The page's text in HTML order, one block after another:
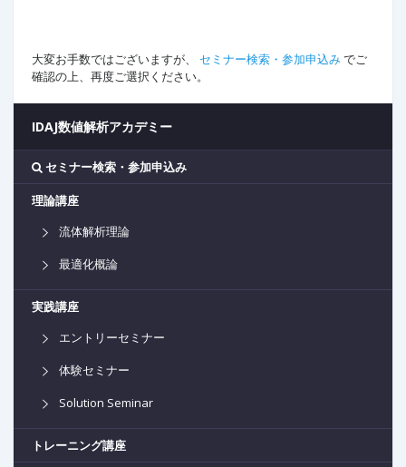
大変お手数ではございますが、 セミナー検索・参加申込みでご
確認の上、再度ご選択ください。
IDAJ数値解析アカデミー
セミナー検索・参加申込み
理論講座
流体解析理論
最適化概論
実践講座
エントリーセミナー
体験セミナー
Solution Seminar
トレーニング講座